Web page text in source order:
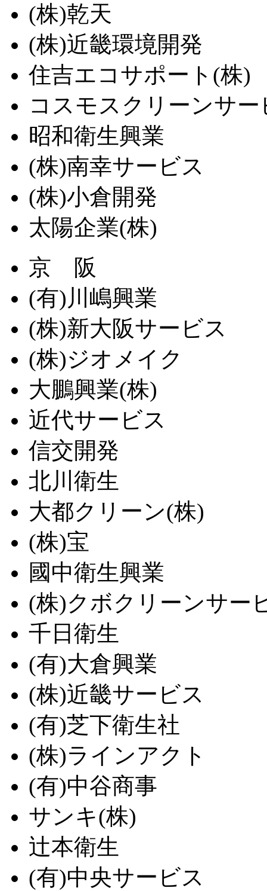
(株)乾天
(株)近畿環境開発
住吉エコサポート(株)
コスモスクリーンサ
昭和衛生興業
(株)南幸サービス
(株)小倉開発
太陽企業(株)
京 阪
(有)川嶋興業
(株)新大阪サービス
(株)ジオメイク
大鵬興業(株)
近代サービス
信交開発
北川衛生
大都クリーン(株)
(株)宝
國中衛生興業
(株)クボクリーンサー
千日衛生
(有)大倉興業
(株)近畿サービス
(有)芝下衛生社
(株)ラインアクト
(有)中谷商事
サンキ(株)
辻本衛生
(有)中央サービス